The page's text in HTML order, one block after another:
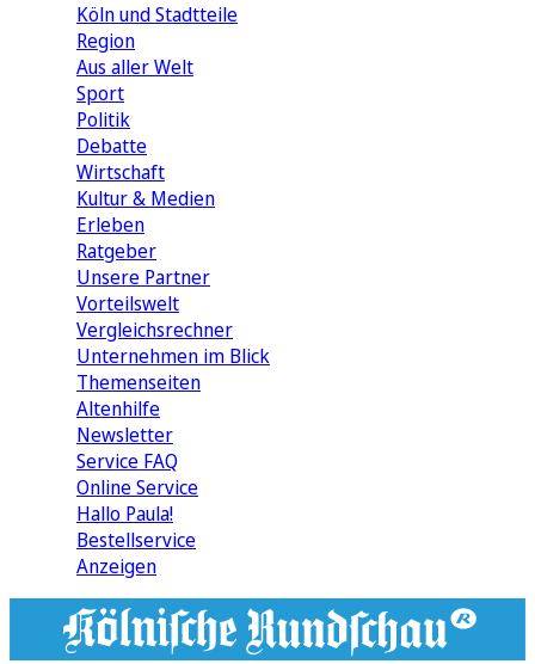
Köln und Stadtteile
Region
Aus aller Welt
Sport
Politik
Debatte
Wirtschaft
Kultur & Medien
Erleben
Ratgeber
Unsere Partner
Vorteilswelt
Vergleichsrechner
Unternehmen im Blick
Themenseiten
Altenhilfe
Newsletter
Service FAQ
Online Service
Hallo Paula!
Bestellservice
Anzeigen